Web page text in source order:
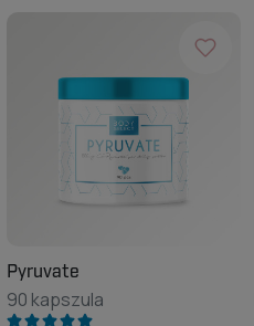
Pyruvate
90 kapszula